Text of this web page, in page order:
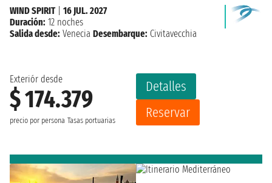
Exteriór desde
$ 174.379
precio por persona Tasas portuarias
Detalles
Reservar
WIND SPIRIT| 16 JUL. 2027
Duración: 12 noches
Salida desde: Venecia Desembarque: Civitavecchia